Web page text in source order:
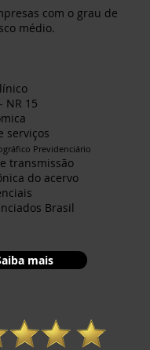
com o grau de
médio.
NR 15
serviços
Previdenciário
transmissão
do acervo
Brasil
mais